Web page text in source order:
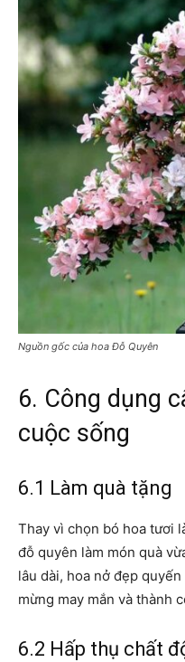
Nguồn gốc của hoa Đỗ Quyên
6. Công dụng
cuộc sống
6.1 Làm quà tặng
Thay vì chọn bó hoa tươi
đỗ quyên làm món quà
lâu dài, hoa nở đẹp
mừng may mắn và thành
6.2 Hấp thụ chất